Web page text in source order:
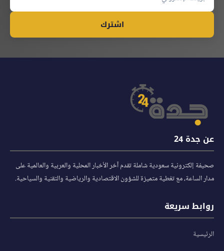
اشترك
عن جدة 24
صحيفة إلكترونية سعودية شاملة تقدم آخر الأخبار المحلية والعربية والعالمية على
مدار الساعة، مع تغطية متميزة للشؤون الاقتصادية والرياضية والتقنية والسياحية.
روابط سريعة
الرئيسية